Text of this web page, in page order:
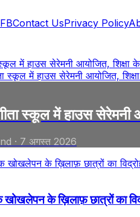
Contact UsPrivacy Policy
स्कूल में हाउस सेरेमनी आयोजित,
स्कूल में हाउस
· 7 अगस्त 2026
के ख़िलाफ़ छात्रों का